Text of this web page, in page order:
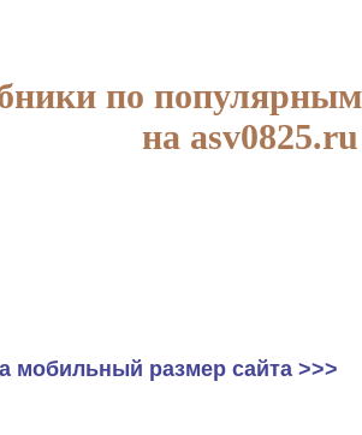
по
на asv0825.ru
мобильный размер сайта >>>